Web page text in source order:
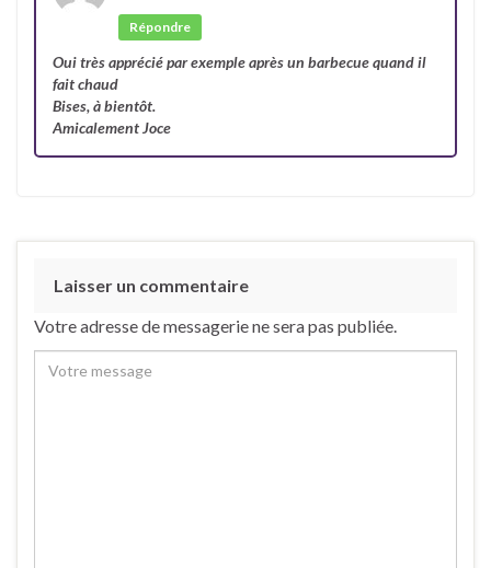
Répondre
Oui très apprécié par exemple après un barbecue quand il
fait chaud
Bises, à bientôt.
Amicalement Joce
Laisser un commentaire
Votre adresse de messagerie ne sera pas publiée.